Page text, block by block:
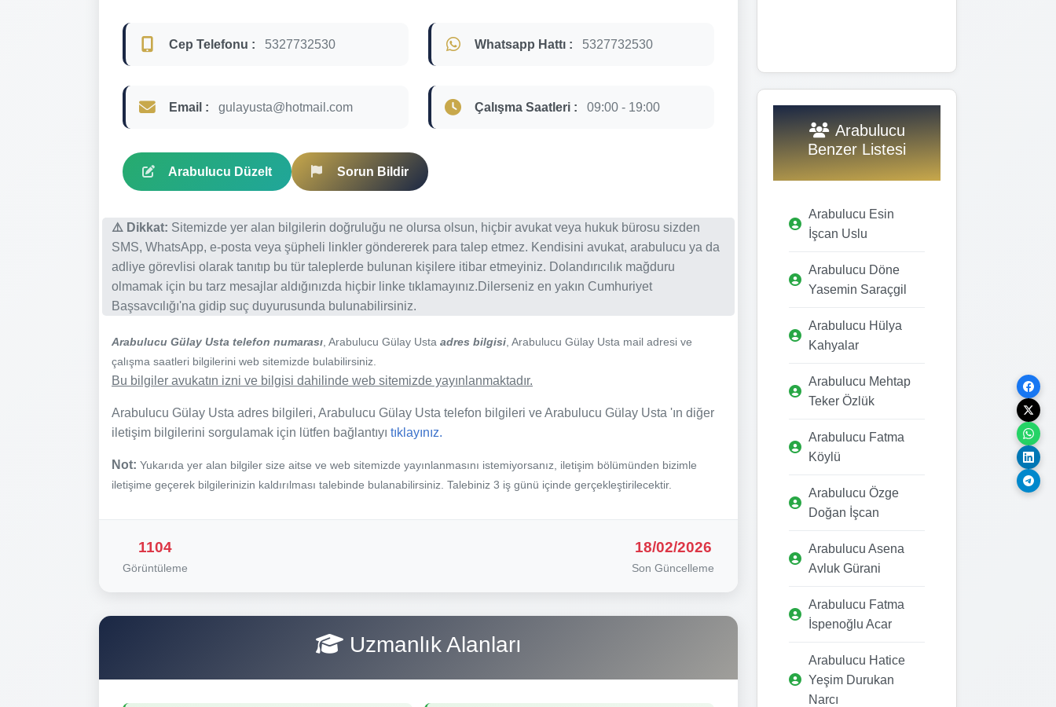
Cep Telefonu : 5327732530 Whatsapp Hattı : 5327732530
Email : gulayusta@hotmail.com Çalışma Saatleri : 09:00 - 19:00
Arabulucu Düzelt Sorun Bildir
⚠️ Dikkat: Sitemizde yer alan bilgilerin doğruluğu ne olursa olsun, hiçbir avukat veya hukuk bürosu sizden
SMS, WhatsApp, e-posta veya şüpheli linkler göndererek para talep etmez. Kendisini avukat, arabulucu ya da
adliye görevlisi olarak tanıtıp bu tür taleplerde bulunan kişilere itibar etmeyiniz. Dolandırıcılık mağduru
olmamak için bu tarz mesajlar aldığınızda hiçbir linke tıklamayınız.Dilerseniz en yakın Cumhuriyet
Başsavcılığı'na gidip suç duyurusunda bulunabilirsiniz.
Arabulucu Gülay Usta telefon numarası , Arabulucu Gülay Usta adres bilgisi , Arabulucu Gülay Usta mail adresi ve
çalışma saatleri bilgilerini web sitemizde bulabilirsiniz.
Bu bilgiler avukatın izni ve bilgisi dahilinde web sitemizde yayınlanmaktadır.
Arabulucu Gülay Usta adres bilgileri, Arabulucu Gülay Usta telefon bilgileri ve Arabulucu Gülay Usta 'ın diğer
iletişim bilgilerini sorgulamak için lütfen bağlantıyı tıklayınız.
Not: Yukarıda yer alan bilgiler size aitse ve web sitemizde yayınlanmasını istemiyorsanız, iletişim bölümünden bizimle
iletişime geçerek bilgilerinizin kaldırılması talebinde bulanabilirsiniz. Talebiniz 3 iş günü içinde gerçekleştirilecektir.
1104
Görüntüleme
18/02/2026
Son Güncelleme
Uzmanlık Alanları
Arabulucu
Benzer Listesi
Arabulucu Esin
İşcan Uslu
Arabulucu Döne
Yasemin Saraçgil
Arabulucu Hülya
Kahyalar
Arabulucu Mehtap
Teker Özlük
Arabulucu Fatma
Köylü
Arabulucu Özge
Doğan İşcan
Arabulucu Asena
Avluk Gürani
Arabulucu Fatma
İspenoğlu Acar
Arabulucu Hatice
Yeşim Durukan
Narcı